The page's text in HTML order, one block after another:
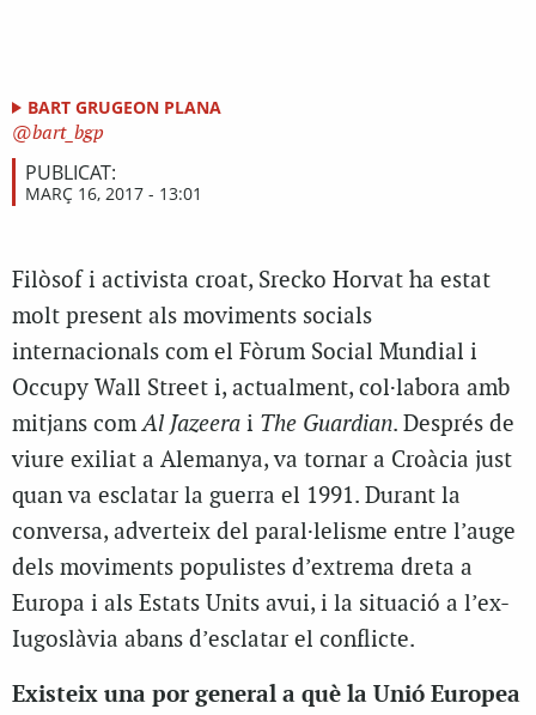
BART GRUGEON PLANA
bart_bgp
PUBLICAT:
MARÇ 16, 2017 - 13:01
Filòsof i activista croat, Srecko Horvat ha estat
molt present als moviments socials
internacionals com el Fòrum Social Mundial i
Occupy Wall Street i, actualment, col·labora amb
mitjans comAl Jazeera i The Guardian. Després de
viure exiliat a Alemanya, va tornar a Croàcia just
quan va esclatar la guerra el 1991. Durant la
conversa, adverteix del paral·lelisme entre l’auge
dels moviments populistes d’extrema dreta a
Europa i als Estats Units avui, i la situació a l’ex-
Iugoslàvia abans d’esclatar el conflicte.
Existeix una por general a què la Unió Europea